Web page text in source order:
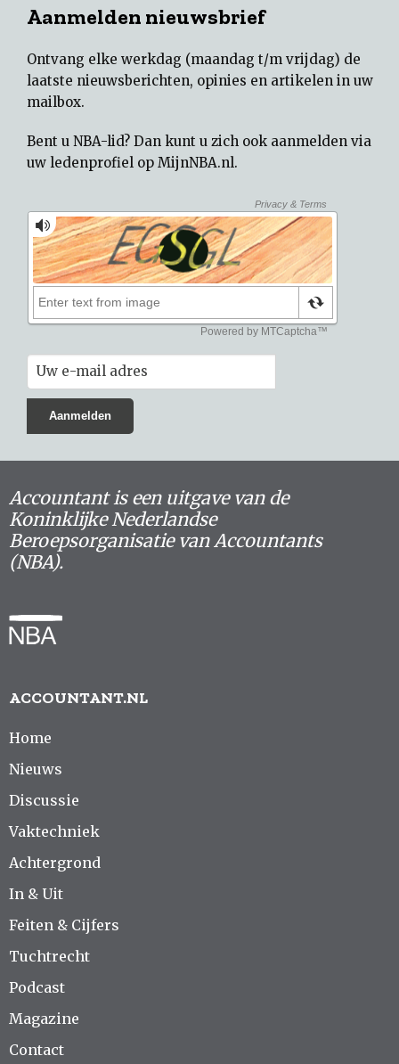
Aanmelden nieuwsbrief
Ontvang elke werkdag (maandag t/m vrijdag) de
laatste nieuwsberichten, opinies en artikelen in uw
mailbox.
Bent u NBA-lid? Dan kunt u zich ook aanmelden via
uw ledenprofiel op MijnNBA.nl.
Accountant is een uitgave van de
Koninklijke Nederlandse
Beroepsorganisatie van Accountants
(NBA).
ACCOUNTANT.NL
Home
Nieuws
Discussie
Vaktechniek
Achtergrond
In & Uit
Feiten & Cijfers
Tuchtrecht
Podcast
Magazine
Contact